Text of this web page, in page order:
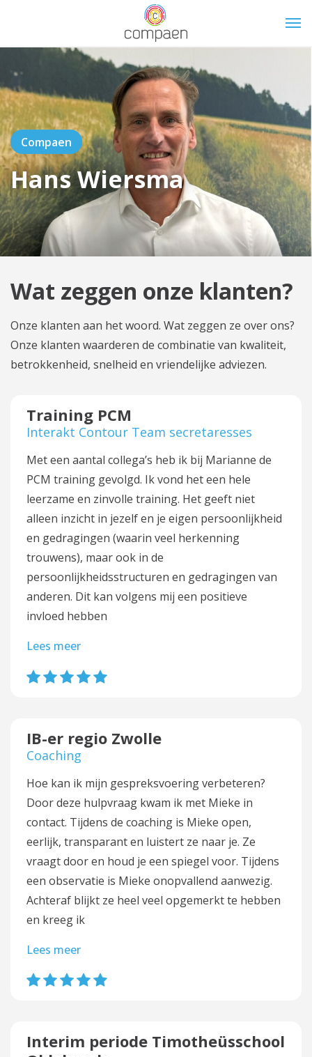
Compaen
Hans Wiersma
Wat zeggen onze klanten?
Onze klanten aan het woord. Wat zeggen ze over ons?
Onze klanten waarderen de combinatie van kwaliteit,
betrokkenheid, snelheid en vriendelijke adviezen.
Training PCM
Interakt Contour Team secretaresses
Met een aantal collega’s heb ik bij Marianne de
PCM training gevolgd. Ik vond het een hele
leerzame en zinvolle training. Het geeft niet
alleen inzicht in jezelf en je eigen persoonlijkheid
en gedragingen (waarin veel herkenning
trouwens), maar ook in de
persoonlijkheidsstructuren en gedragingen van
anderen. Dit kan volgens mij een positieve
invloed hebben
Lees meer
IB-er regio Zwolle
Coaching
Hoe kan ik mijn gespreksvoering verbeteren?
Door deze hulpvraag kwam ik met Mieke in
contact. Tijdens de coaching is Mieke open,
eerlijk, transparant en luistert ze naar je. Ze
vraagt door en houd je een spiegel voor. Tijdens
een observatie is Mieke onopvallend aanwezig.
Achteraf blijkt ze heel veel opgemerkt te hebben
en kreeg ik
Lees meer
Interim periode Timotheüsschool